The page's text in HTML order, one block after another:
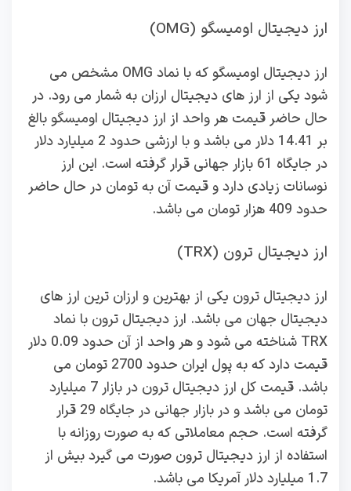
ارز دیجیتال اومیسگو (OMG)
ارز دیجیتال اومیسگو که با نماد OMG مشخص می
شود یکی از ارز های دیجیتال ارزان به شمار می رود. در
حال حاضر قیمت هر واحد از ارز دیجیتال اومیسگو بالغ
بر 14.41 دلار می باشد و با ارزشی حدود 2 میلیارد دلار
در جایگاه 61 بازار جهانی قرار گرفته است. این ارز
نوسانات زیادی دارد و قیمت آن به تومان در حال حاضر
حدود 409 هزار تومان می باشد.
ارز دیجیتال ترون (TRX)
ارز دیجیتال ترون یکی از بهترین و ارزان ترین ارز های
دیجیتال جهان می باشد. ارز دیجیتال ترون با نماد
TRX شناخته می شود و هر واحد از آن حدود 0.09 دلار
قیمت دارد که به پول ایران حدود 2700 تومان می
باشد. قیمت کل ارز دیجیتال ترون در بازار 7 میلیارد
تومان می باشد و در بازار جهانی در جایگاه 29 قرار
گرفته است. حجم معاملاتی که به صورت روزانه با
استفاده از ارز دیجیتال ترون صورت می گیرد بیش از
1.7 میلیارد دلار آمریکا می باشد.